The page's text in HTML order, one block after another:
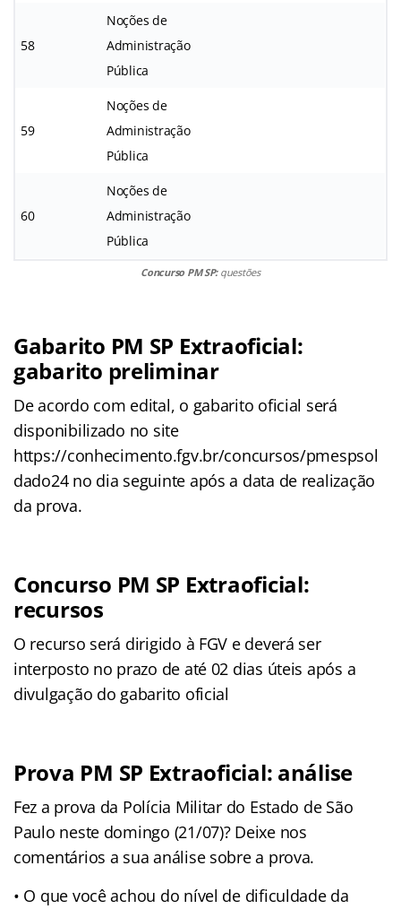
58
Noções de
Administração
Pública
59
Noções de
Administração
Pública
60
Noções de
Administração
Pública
Concurso PM SP: questões
Gabarito PM SP Extraoficial:
gabarito preliminar
De acordo com edital, o gabarito oficial será
disponibilizado no site
https://conhecimento.fgv.br/concursos/pmespsol
dado24 no dia seguinte após a data de realização
da prova.
Concurso PM SP Extraoficial:
recursos
O recurso será dirigido à FGV e deverá ser
interposto no prazo de até 02 dias úteis após a
divulgação do gabarito oficial
Prova PM SP Extraoficial: análise
Fez a prova da Polícia Militar do Estado de São
Paulo neste domingo (21/07)? Deixe nos
comentários a sua análise sobre a prova.
• O que você achou do nível de dificuldade da